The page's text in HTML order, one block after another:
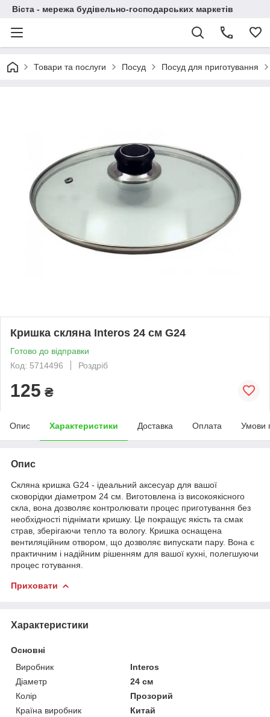
Віста - мережа будівельно-господарських маркетів
Товари та послуги Посуд Посуд для приготування
Кришка скляна Interos 24 см G24
Готово до відправки
Код: 5714496
Роздріб
125 ₴
Опис Характеристики Доставка Оплата Умови
Опис
Скляна кришка G24 - ідеальний аксесуар для вашої
сковорідки діаметром 24 см. Виготовлена із високоякісного
скла, вона дозволяє контролювати процес приготування без
необхідності піднімати кришку. Це покращує якість та смак
страв, зберігаючи тепло та вологу. Кришка оснащена
вентиляційним отвором, що дозволяє випускати пару. Вона є
практичним і надійним рішенням для вашої кухні, полегшуючи
процес готування.
Приховати
Характеристики
Основні
Виробник
Interos
Діаметр
24 см
Колір
Прозорий
Країна виробник
Китай